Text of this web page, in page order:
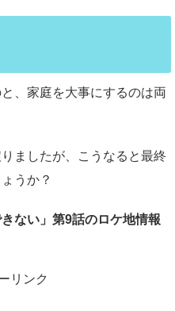
、家庭を大事にするのは両
ましたが、こうなると最終
うか？
きない」第9話のロケ地情報
リンク